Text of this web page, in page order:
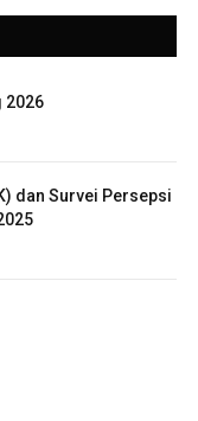
2026
dan Survei Persepsi